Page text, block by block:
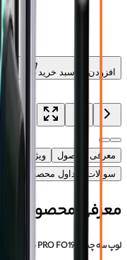
افزودن به سبد خرید
معرفی محصول ویژگی‌های
سوالات متداول محصول
معرفی محصول
لوپ سه چشم RF4 6565 PRO FO19؛ دید وسیع، بازوی 360 درجه و بزرگنمایی تا 65 برابر